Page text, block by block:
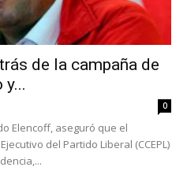
de la campaña de
0
Elencoff, aseguró que el
del Partido Liberal (CCEPL)